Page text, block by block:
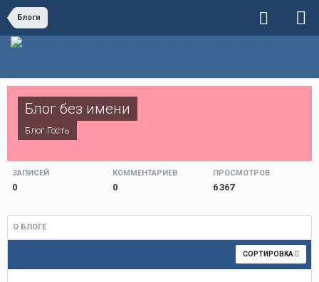
Блоги
Блог без имени
Блог Гость
ЗАПИСЕЙ
0
КОММЕНТАРИЕВ
0
ПРОСМОТРОВ
6 367
О БЛОГЕ
СОРТИРОВКА